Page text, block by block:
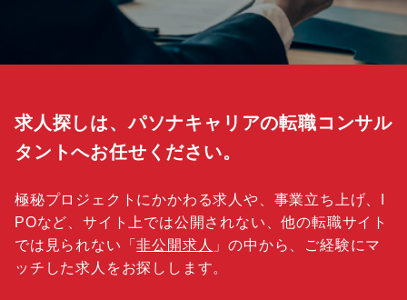
求人探しは、パソナキャリアの転職コンサル
タントへお任せください。
極秘プロジェクトにかかわる求人や、事業立ち上げ、I
POなど、サイト上では公開されない、他の転職サイト
では見られない「非公開求人 」の中から、ご経験にマ
ッチした求人をお探しします。